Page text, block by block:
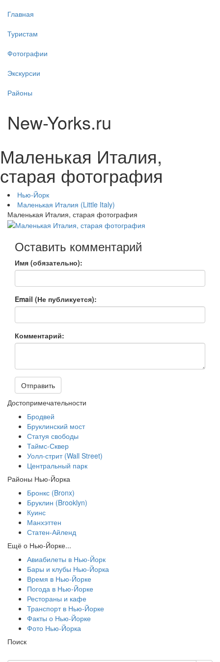
Главная
Туристам
Фотографии
Экскурсии
Районы
New-Yorks.ru
Маленькая Италия,
старая фотография
Нью-Йорк
Маленькая Италия (Little Italy)
Маленькая Италия, старая фотография
Оставить комментарий
Имя (обязательно):
Email (Не публикуется):
Комментарий:
Отправить
Достопримечательности
Бродвей
Бруклинский мост
Статуя свободы
Таймс-Сквер
Уолл-стрит (Wall Street)
Центральный парк
Районы Нью-Йорка
Бронкс (Bronx)
Бруклин (Brooklyn)
Куинс
Манхэттен
Статен-Айленд
Ещё о Нью-Йорке...
Авиабилеты в Нью-Йорк
Бары и клубы Нью-Йорка
Время в Нью-Йорке
Погода в Нью-Йорке
Рестораны и кафе
Транспорт в Нью-Йорке
Факты о Нью-Йорке
Фото Нью-Йорка
Поиск